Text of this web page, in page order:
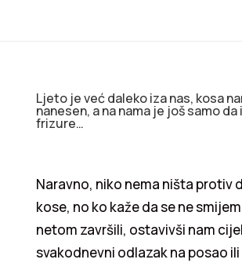
Ljeto je već daleko iza nas, kosa
nanesen, a na nama je još samo
frizure…
Naravno, niko nema ništa protiv
kose, no ko kaže da se ne
netom završili, ostavivši nam
svakodnevni odlazak na posao